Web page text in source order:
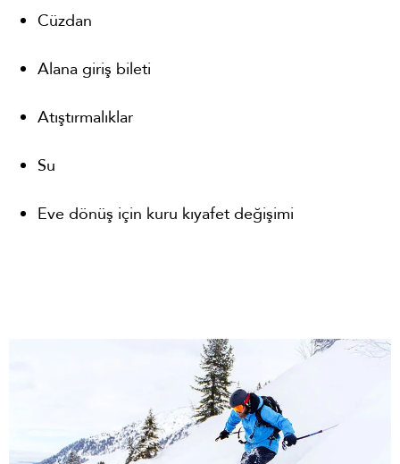
Cüzdan
Alana giriş bileti
Atıştırmalıklar
Su
Eve dönüş için kuru kıyafet değişimi